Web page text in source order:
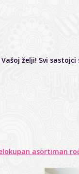
želji! Svi
asortiman